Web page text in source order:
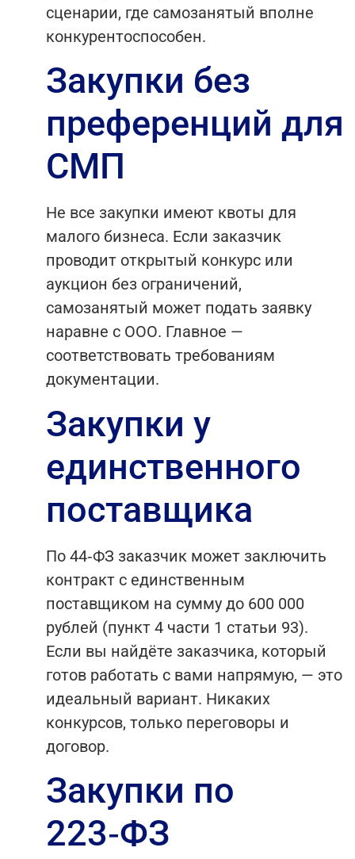
сценарии, где самозанятый вполне
конкурентоспособен.
Закупки без
преференций для
СМП
Не все закупки имеют квоты для
малого бизнеса. Если заказчик
проводит открытый конкурс или
аукцион без ограничений,
самозанятый может подать заявку
наравне с ООО. Главное —
соответствовать требованиям
документации.
Закупки у
единственного
поставщика
По 44‑ФЗ заказчик может заключить
контракт с единственным
поставщиком на сумму до 600 000
рублей (пункт 4 части 1 статьи 93).
Если вы найдёте заказчика, который
готов работать с вами напрямую, — это
идеальный вариант. Никаких
конкурсов, только переговоры и
договор.
Закупки по
223‑ФЗ